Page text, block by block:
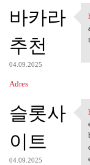
바카라
추천
04.09.2025
Adres
슬롯사
이트
04.09.2025